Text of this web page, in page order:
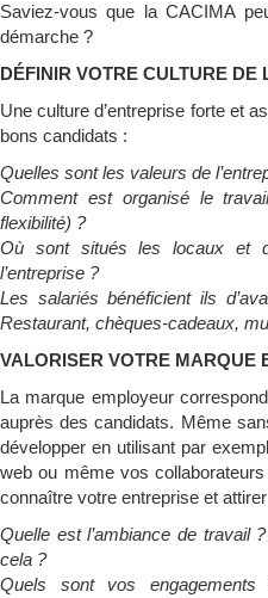
Saviez-vous que la CACIMA
démarche ?
DÉFINIR VOTRE CULTURE DE
Une culture d’entreprise forte et
bons candidats :
Quelles sont les valeurs de
Comment est organisé le
flexibilité) ?
Où sont situés les locaux et
l’entreprise ?
Les salariés bénéficient ils
Restaurant, chèques-cadeaux,
VALORISER VOTRE MARQUE
La marque employeur
auprès des candidats. Même
développer en utilisant par
web ou même vos
connaître votre entreprise et
Quelle est l’ambiance de travail
cela ?
Quels sont vos engagements